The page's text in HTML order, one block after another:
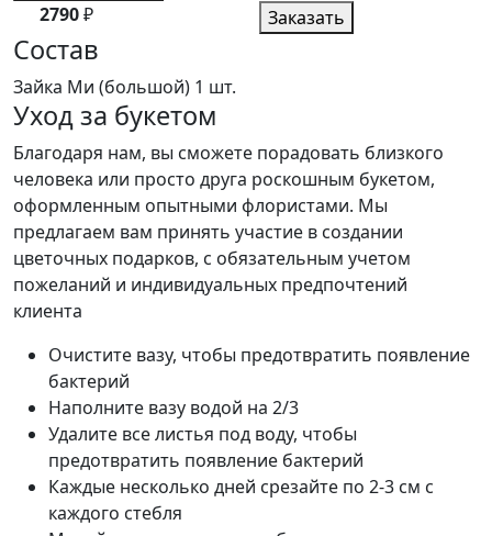
2790₽ Заказать
Состав
Зайка Ми (большой) 1 шт.
Уход за букетом
Благодаря нам, вы сможете порадовать близкого
человека или просто друга роскошным букетом,
оформленным опытными флористами. Мы
предлагаем вам принять участие в создании
цветочных подарков, с обязательным учетом
пожеланий и индивидуальных предпочтений
клиента
Очистите вазу, чтобы предотвратить появление
бактерий
Наполните вазу водой на 2/3
Удалите все листья под воду, чтобы
предотвратить появление бактерий
Каждые несколько дней срезайте по 2-3 см с
каждого стебля